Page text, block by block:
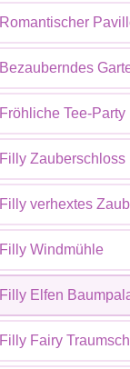
Romantischer
Bezauberndes
Fröhliche Tee-Party
Filly Zauberschloss
Filly verhextes
Filly Windmühle
Filly Elfen
Filly Fairy